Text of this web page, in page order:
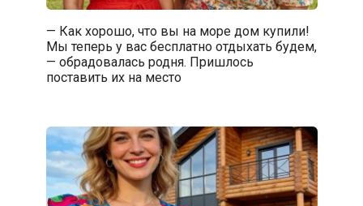
— Как хорошо, что вы на море дом купили!
Мы теперь у вас бесплатно отдыхать будем,
— обрадовалась родня. Пришлось
поставить их на место